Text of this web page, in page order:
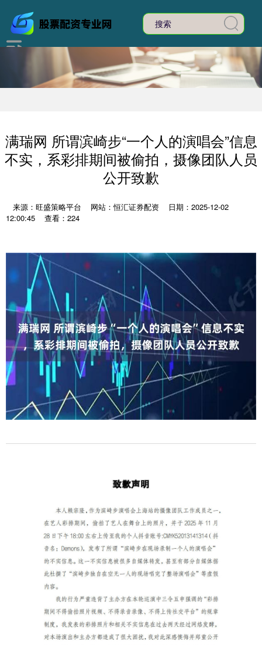
满瑞网 所谓滨崎步“一个人的演唱会”信息
不实，系彩排期间被偷拍，摄像团队人员
公开致歉
来源：旺盛策略平台 网站：恒汇证券配资
日期：2025-12-02
12:00:45
查看：224